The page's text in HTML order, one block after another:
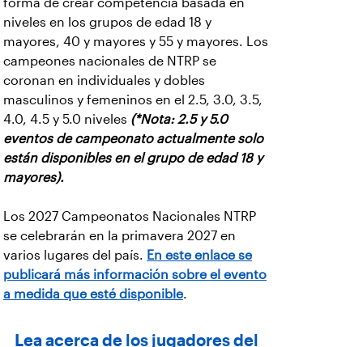
forma de crear competencia basada en
niveles en los grupos de edad 18 y
mayores, 40 y mayores y 55 y mayores. Los
campeones nacionales de NTRP se
coronan en individuales y dobles
masculinos y femeninos en el 2.5, 3.0, 3.5,
4.0, 4.5 y 5.0 niveles (*Nota: 2.5 y 5.0
eventos de campeonato actualmente solo
están disponibles en el grupo de edad 18 y
mayores).
Los 2027 Campeonatos Nacionales NTRP
se celebrarán en la primavera 2027 en
varios lugares del país. En este enlace se
publicará más información sobre el evento
a medida que esté disponible.
Lea acerca de los jugadores del